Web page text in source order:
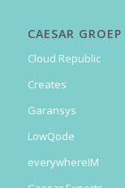
CAESAR GROEP
Cloud Republic
Creates
Garansys
LowQode
everywhereIM